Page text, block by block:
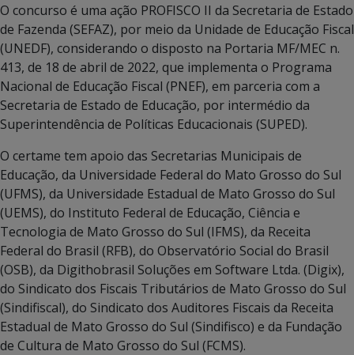
O concurso é uma ação PROFISCO II da Secretaria de Estado
de Fazenda (SEFAZ), por meio da Unidade de Educação Fiscal
(UNEDF), considerando o disposto na Portaria MF/MEC n.
413, de 18 de abril de 2022, que implementa o Programa
Nacional de Educação Fiscal (PNEF), em parceria com a
Secretaria de Estado de Educação, por intermédio da
Superintendência de Políticas Educacionais (SUPED).
O certame tem apoio das Secretarias Municipais de
Educação, da Universidade Federal do Mato Grosso do Sul
(UFMS), da Universidade Estadual de Mato Grosso do Sul
(UEMS), do Instituto Federal de Educação, Ciência e
Tecnologia de Mato Grosso do Sul (IFMS), da Receita
Federal do Brasil (RFB), do Observatório Social do Brasil
(OSB), da Digithobrasil Soluções em Software Ltda. (Digix),
do Sindicato dos Fiscais Tributários de Mato Grosso do Sul
(Sindifiscal), do Sindicato dos Auditores Fiscais da Receita
Estadual de Mato Grosso do Sul (Sindifisco) e da Fundação
de Cultura de Mato Grosso do Sul (FCMS).